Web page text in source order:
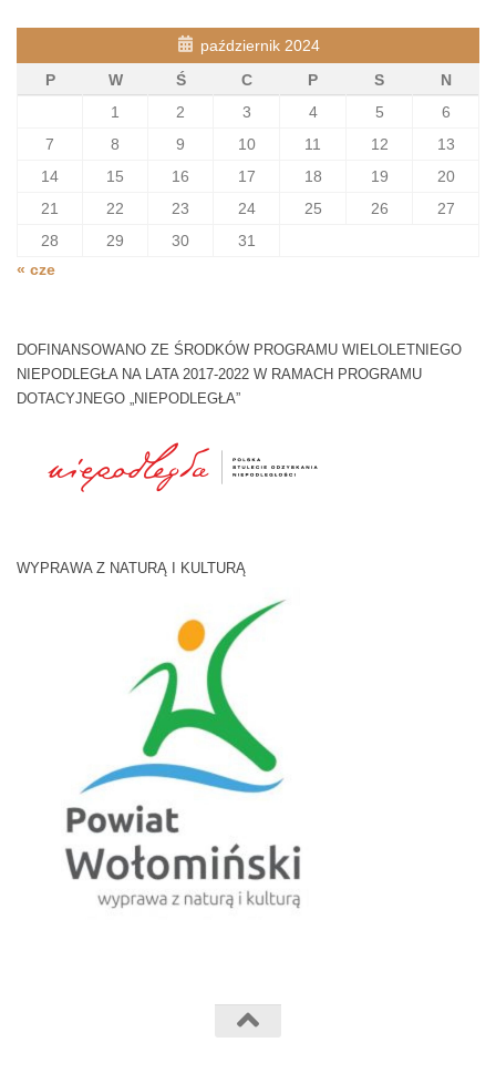
październik 2024
P
W Ś C P S
N
1
2 3 4 5
6
7
8 9 10 11 12
13
14
15 16 17 18 19
20
21
22 23 24 25 26
27
28
29 30
31
« cze
DOFINANSOWANO ZE ŚRODKÓW PROGRAMU WIELOLETNIEGO
NIEPODLEGŁA NA LATA 2017-2022 W RAMACH PROGRAMU
DOTACYJNEGO „NIEPODLEGŁA”
WYPRAWA Z NATURĄ I KULTURĄ